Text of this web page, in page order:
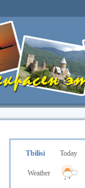
Tbilisi Today
Weather